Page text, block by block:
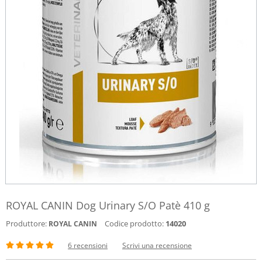
ROYAL CANIN Dog Urinary S/O Patè 410 g
Produttore: ROYAL CANIN Codice prodotto: 14020
6 recensioni Scrivi una recensione